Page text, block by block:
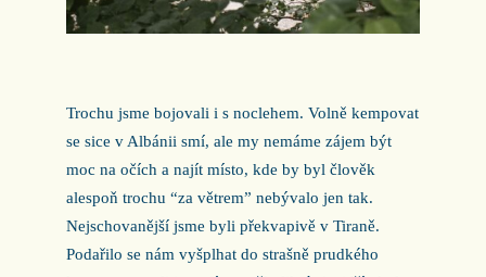
Trochu jsme bojovali i s noclehem. Volně kempovat
se sice v Albánii smí, ale my nemáme zájem být
moc na očích a najít místo, kde by byl člověk
alespoň trochu “za větrem” nebývalo jen tak.
Nejschovanější jsme byli překvapivě v Tiraně.
Podařilo se nám vyšplhat do strašně prudkého